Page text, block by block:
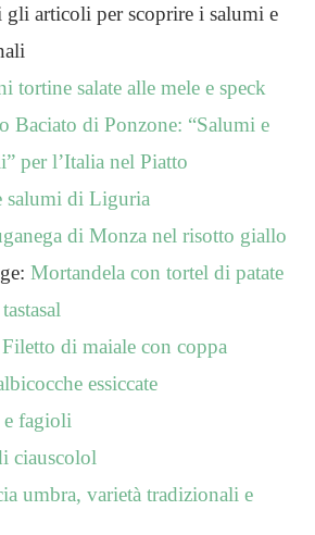
gli articoli per scoprire i salumi e
tortine salate alle mele e speck
Baciato di Ponzone: “Salumi e
per l’Italia nel Piatto
salumi di Liguria
di Monza nel risotto giallo
Mortandela con tortel di patate
Filetto di maiale con coppa
essiccate
e fagioli
ciauscolol
umbra, varietà tradizionali e